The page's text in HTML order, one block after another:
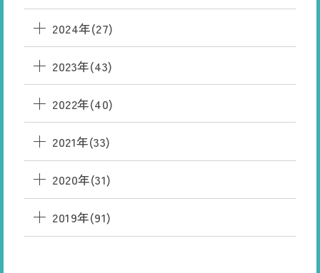
2024年(27)
2023年(43)
2022年(40)
2021年(33)
2020年(31)
2019年(91)
HANAMAKI